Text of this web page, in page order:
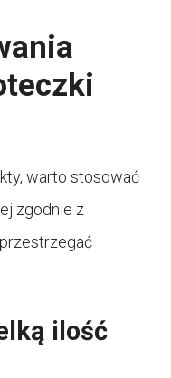
warto stosować
zgodnie z
ilość